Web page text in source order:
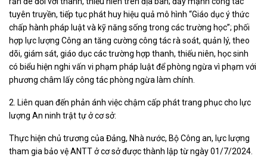
tuyên truyền, tiếp tục phát huy hiệu quả mô hình “Giáo dục ý thức
chấp hành pháp luật và kỹ năng sống trong các trường học”; phối
hợp lực lượng Công an tăng cường công tác rà soát, quản lý, theo
dõi, giám sát, giáo dục các trường hợp thanh, thiếu niên, học sinh
có biểu hiện nghi vấn vi phạm pháp luật để phòng ngừa vì phạm với
phương châm lấy công tác phòng ngừa làm chính.
2. Liên quan đến phản ánh việc chậm cấp phát trang phục cho lực
lượng An ninh trật tự ở cơ sở:
Thực hiện chủ trương của Đảng, Nhà nước, Bộ Công an, lực lượng
tham gia bảo vệ ANTT ở cơ sở được thành lập từ ngày 01/7/2024.